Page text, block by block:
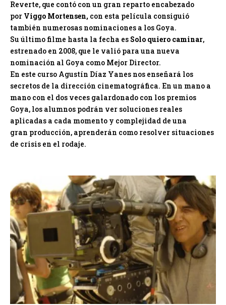
Reverte, que contó con un gran reparto encabezado
por Viggo Mortensen, con esta película consiguió
también numerosas nominaciones a los Goya.
Su último filme hasta la fecha es Solo quiero caminar,
estrenado en 2008, que le valió para una nueva
nominación al Goya como Mejor Director.
En este curso Agustín Díaz Yanes nos enseñará los
secretos de la dirección cinematográfica. En un mano a
mano con el dos veces galardonado con los premios
Goya, los alumnos podrán ver soluciones reales
aplicadas a cada momento y complejidad de una
gran producción, aprenderán como resolver situaciones
de crisis en el rodaje.